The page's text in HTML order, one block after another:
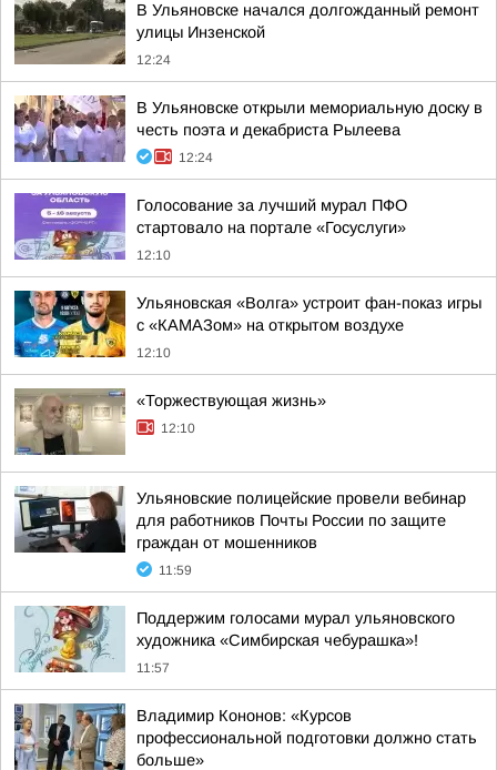
В Ульяновске начался долгожданный ремонт
улицы Инзенской
12:24
В Ульяновске открыли мемориальную доску в
честь поэта и декабриста Рылеева
12:24
Голосование за лучший мурал ПФО
стартовало на портале «Госуслуги»
12:10
Ульяновская «Волга» устроит фан-показ игры
с «КАМАЗом» на открытом воздухе
12:10
«Торжествующая жизнь»
12:10
Ульяновские полицейские провели вебинар
для работников Почты России по защите
граждан от мошенников
11:59
Поддержим голосами мурал ульяновского
художника «Симбирская чебурашка»!
11:57
Владимир Кононов: «Курсов
профессиональной подготовки должно стать
больше»